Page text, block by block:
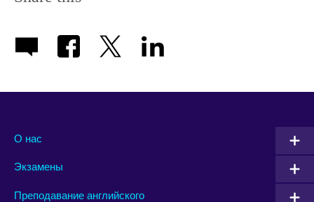
О нас
Экзамены
Преподавание английского